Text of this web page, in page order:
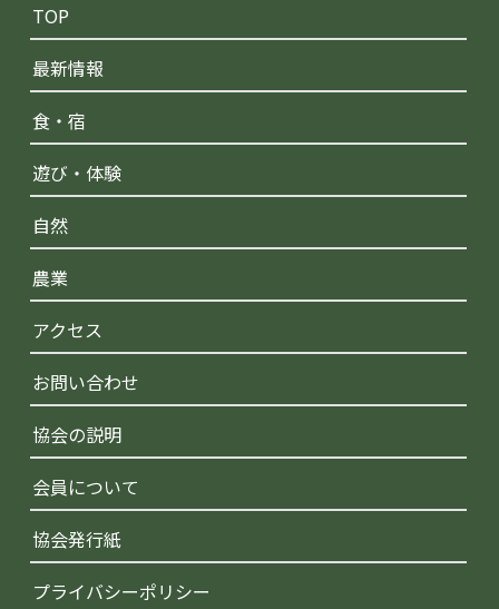
TOP
最新情報
食・宿
遊び・体験
自然
農業
アクセス
お問い合わせ
協会の説明
会員について
協会発行紙
プライバシーポリシー